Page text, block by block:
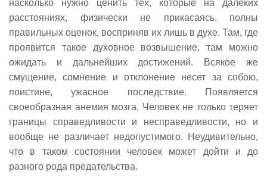
насколько нужно ценить тех, которые на далеких
расстояниях, физически не прикасаясь, полны
правильных оценок, восприняв их лишь в духе. Там, где
проявится такое духовное возвышение, там можно
ожидать и дальнейших достижений. Всякое же
смущение, сомнение и отклонение несет за собою,
поистине, ужасное последствие. Появляется
своеобразная анемия мозга. Человек не только теряет
границы справедливости и несправедливости, но и
вообще не различает недопустимого. Неудивительно,
что в таком состоянии человек может дойти и до
разного рода предательства.